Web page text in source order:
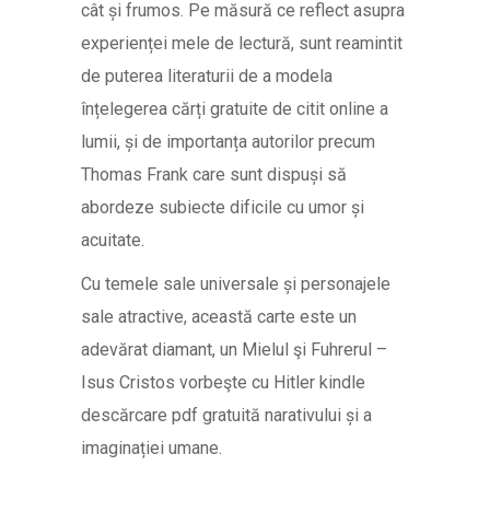
cât și frumos. Pe măsură ce reflect asupra
experienței mele de lectură, sunt reamintit
de puterea literaturii de a modela
înțelegerea cărți gratuite de citit online a
lumii, și de importanța autorilor precum
Thomas Frank care sunt dispuși să
abordeze subiecte dificile cu umor și
acuitate.
Cu temele sale universale și personajele
sale atractive, această carte este un
adevărat diamant, un Mielul şi Fuhrerul –
Isus Cristos vorbeşte cu Hitler kindle
descărcare pdf gratuită narativului și a
imaginației umane.